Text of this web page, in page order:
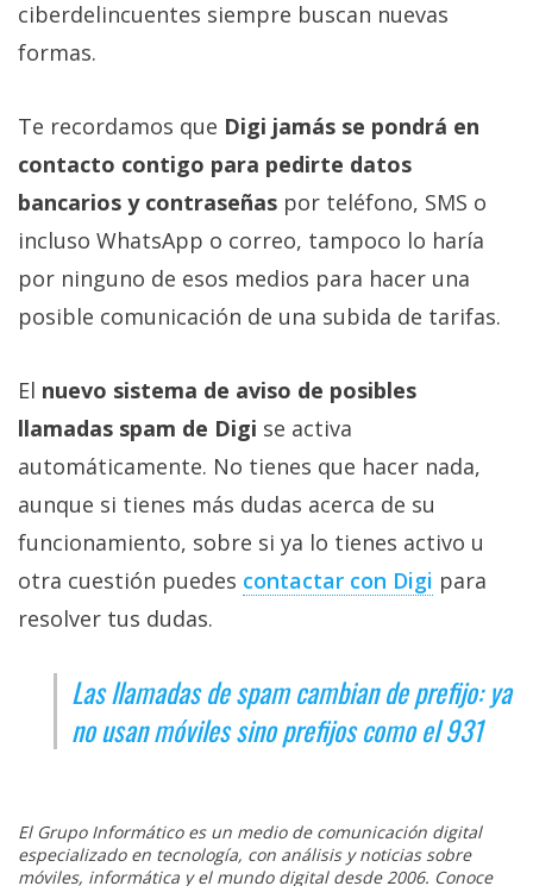
ciberdelincuentes siempre buscan nuevas
formas.
Te recordamos que Digi jamás se pondrá en
contacto contigo para pedirte datos
bancarios y contraseñas por teléfono, SMS o
incluso WhatsApp o correo, tampoco lo haría
por ninguno de esos medios para hacer una
posible comunicación de una subida de tarifas.
El nuevo sistema de aviso de posibles
llamadas spam de Digi se activa
automáticamente. No tienes que hacer nada,
aunque si tienes más dudas acerca de su
funcionamiento, sobre si ya lo tienes activo u
otra cuestión puedes contactar con Digi‎ para
resolver tus dudas.
Las llamadas de spam cambian de prefijo: ya
no usan móviles sino prefijos como el 931
El Grupo Informático es un medio de comunicación digital
especializado en tecnología, con análisis y noticias sobre
móviles, informática y el mundo digital desde 2006. Conoce